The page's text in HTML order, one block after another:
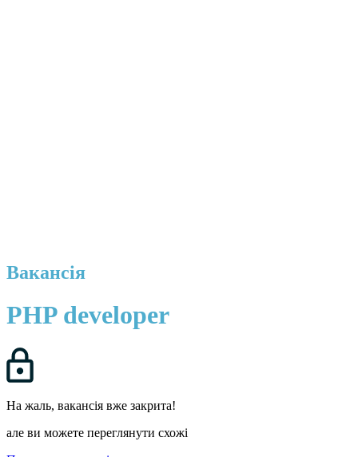
Вакансія
PHP developer
На жаль, вакансія вже закрита!
але ви можете переглянути схожі